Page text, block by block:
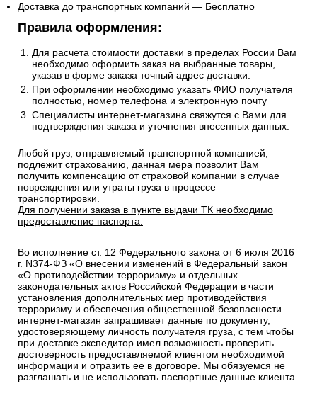
Доставка до транспортных компаний — Бесплатно
Правила оформления:
Для расчета стоимости доставки в пределах России Вам
необходимо оформить заказ на выбранные товары,
указав в форме заказа точный адрес доставки.
При оформлении необходимо указать ФИО получателя
полностью, номер телефона и электронную почту
Специалисты интернет-магазина свяжутся с Вами для
подтверждения заказа и уточнения внесенных данных.
Любой груз, отправляемый транспортной компанией,
подлежит страхованию, данная мера позволит Вам
получить компенсацию от страховой компании в случае
повреждения или утраты груза в процессе
транспортировки.
Для получении заказа в пункте выдачи ТК необходимо
предоставление паспорта.
Во исполнение ст. 12 Федерального закона от 6 июля 2016
г. N374-ФЗ «О внесении изменений в Федеральный закон
«О противодействии терроризму» и отдельных
законодательных актов Российской Федерации в части
установления дополнительных мер противодействия
терроризму и обеспечения общественной безопасности
интернет-магазин запрашивает данные по документу,
удостоверяющему личность получателя груза, с тем чтобы
при доставке экспедитор имел возможность проверить
достоверность предоставляемой клиентом необходимой
информации и отразить ее в договоре. Мы обязуемся не
разглашать и не использовать паспортные данные клиента.